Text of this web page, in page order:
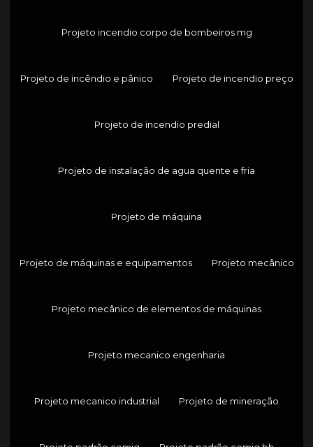
Projeto incendio corpo de bombeiros mg
Projeto de incêndio e pânico Projeto de incendio preço
Projeto de incendio predial
Projeto de instalação de agua quente e fria
Projeto de máquina
Projeto de máquinas e equipamentos Projeto mecânico
Projeto mecânico de elementos de máquinas
Projeto mecanico engenharia
Projeto mecanico industrial Projeto de mineração